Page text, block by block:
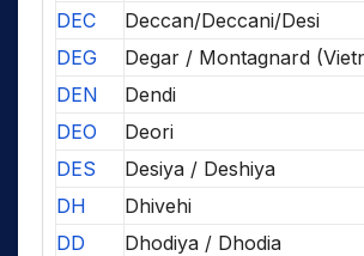
DEC
Deccan/Deccani/Desi
DEG
Degar / Montagnard
DEN
Dendi
DEO
Deori
DES
Desiya / Deshiya
DH
Dhivehi
DD
Dhodiya / Dhodia